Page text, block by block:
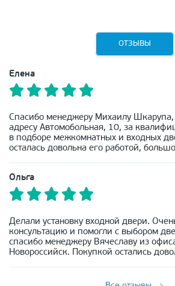
ОТЗЫВЫ
Елена
Спасибо менеджеру Михаилу
адресу Автомобольная, 10, за
в подборе межкомнатных и входных
осталась довольна его работой,
Ольга
Делали установку входной двери.
консультацию и помогли с выбором
спасибо менеджеру Вячеславу из
Новороссийск. Покупкой остались